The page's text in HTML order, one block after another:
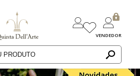
VENDEDOR